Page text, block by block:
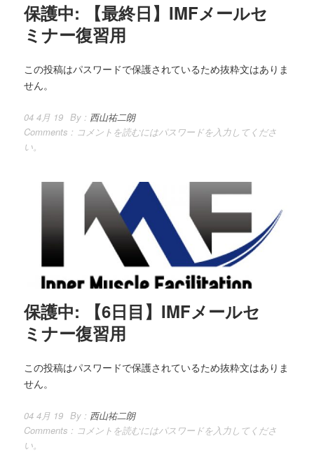
保護中: 【最終日】IMFメールセ
ミナー復習用
この投稿はパスワードで保護されているため抜粋文はありま
せん。
04 4月 19 By : 西山祐二朗
Comments : コメントを読むにはパスワードを入力してくださ
い。
保護中: 【6日目】IMFメールセ
ミナー復習用
この投稿はパスワードで保護されているため抜粋文はありま
せん。
04 4月 19 By : 西山祐二朗
Comments : コメントを読むにはパスワードを入力してくださ
い。